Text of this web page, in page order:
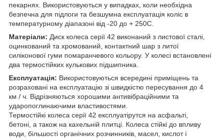
пекарнях. Використовуються у випадках, коли необхідна
безпечна для підлоги та безшумна експлуатація коліс в
температурному діапазоні від -20 до + 250С.
Матеріали: Диск колеса серії 42 виконаний з листової сталі,
оцинкований та хромований, контактний шар з литої
силіконової гуми помаранчевого кольору. У колесі встановлені
два термостійких кулькових підшипника.
Експлуатація: Використовуються всередині приміщень та
розраховані на експлуатацію зі швидкістю пересування до 4
км / ч. Відрізняються хорошими антивібраційними та
ударопоглинаючими властивостями.
Термостійкі колеса серії 42 експлуатірутся на асфальті,
бетоні, а також на кахельній плитці. Колеса стійкі до впливу
води, більшості органічних розчинників, масел, кислот і